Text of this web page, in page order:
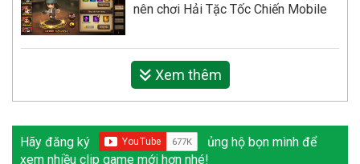
nên chơi Hải Tặc Tốc Chiến Mobile
Xem thêm
Hãy đăng ký
ủng hộ bọn mình để
xem nhiều clip game mới hơn nhé!